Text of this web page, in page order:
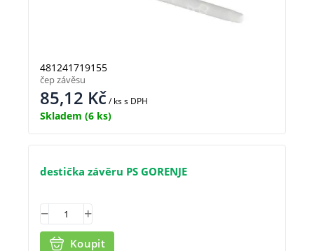
481241719155
85,12 Kč/ kss DPH
Skladem (6 ks)
čep závěsu
destička závěru PS GORENJE
Koupit